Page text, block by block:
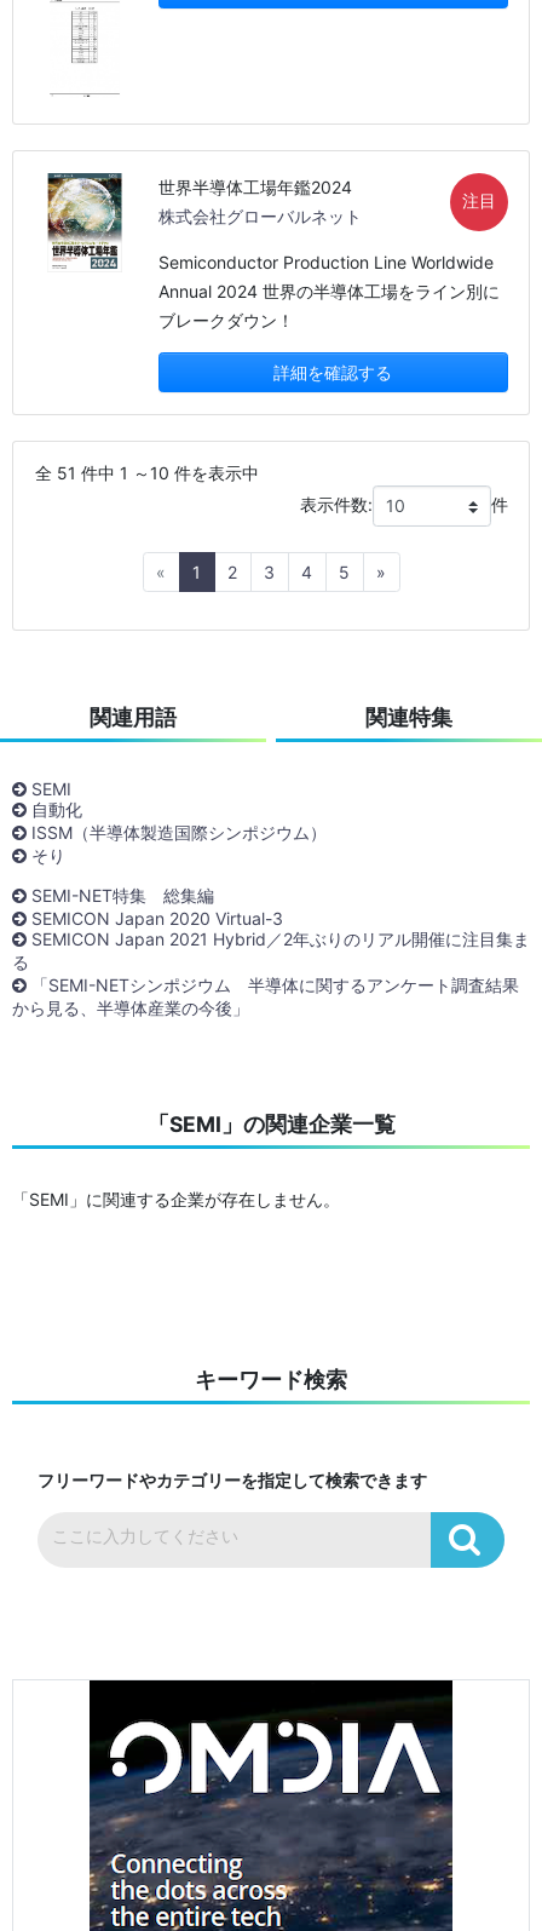
世界半導体工場年鑑2024
株式会社グローバルネット
注目
Semiconductor Production Line Worldwide
Annual 2024 世界の半導体工場をライン別に
ブレークダウン！
詳細を確認する
全 51 件中 1 ～10 件を表示中
表示件数:
件
« Previous
1 2 3 4 5 »
関連用語 関連特集
SEMI
自動化
ISSM（半導体製造国際シンポジウム）
そり
SEMI-NET特集 総集編
SEMICON Japan 2020 Virtual-3
SEMICON Japan 2021 Hybrid／2年ぶりのリアル開催に注目集ま
る
「SEMI-NETシンポジウム 半導体に関するアンケート調査結果
から見る、半導体産業の今後」
「SEMI」の関連企業一覧
「SEMI」に関連する企業が存在しません。
キーワード検索
フリーワードやカテゴリーを指定して検索できます